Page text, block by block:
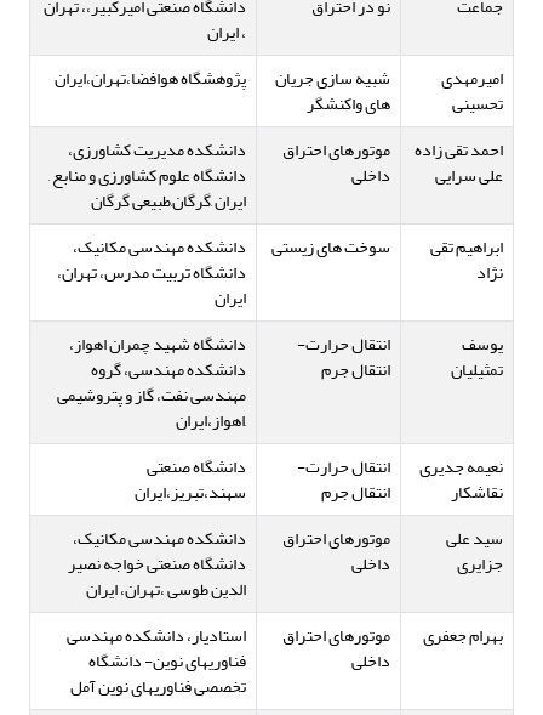
جماعت نو در احتراق دانشگاه صنعتی امیرکبیر،، تهران
، ایران
امیرمهدی
تحسینی
شبیه سازی جریان
های واکنشگر
پژوهشگاه هوافضا،تهران،ایران
احمد تقی زاده
علی سرایی
موتورهای احتراق
داخلی
دانشکده مدیریت کشاورزی،
دانشگاه علوم کشاورزی و منابع ,
ایران ,گرگان,طبیعی گرگان
ابراهیم تقی
نژاد
سوخت های زیستی دانشکده مهندسی مکانیک،
دانشگاه تربیت مدرس، تهران،
ایران
یوسف
تمثیلیان
انتقال حرارت-
انتقال جرم
دانشگاه شهید چمران اهواز،
دانشکده مهندسی، گروه
مهندسی نفت، گاز و پتروشیمی
,اهواز،ایران
نعیمه جدیری
نقاشکار
انتقال حرارت-
انتقال جرم
دانشگاه صنعتی
سهند،تبریز،ایران
سید علی
جزایری
موتورهای احتراق
داخلی
دانشکده مهندسی مکانیک،
دانشگاه صنعتی خواجه نصیر
الدین طوسی ،تهران، ایران
بهرام جعفری
موتورهای احتراق
داخلی
استادیار، دانشکده مهندسی
فناوریهای نوین- دانشگاه
تخصصی فناوریهای نوین آمل